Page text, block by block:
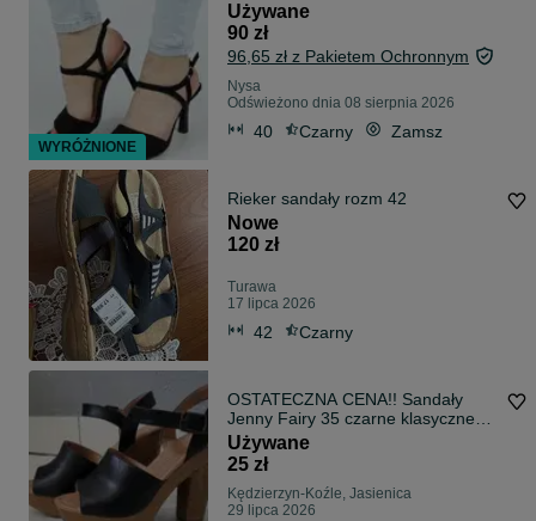
Używane
90 zł
96,65 zł z Pakietem Ochronnym
Nysa
Odświeżono dnia 08 sierpnia 2026
40 Czarny Zamsz
Rieker sandały rozm 42
Nowe
120 zł
Turawa
17 lipca 2026
42 Czarny
OSTATECZNA CENA!! Sandały
Jenny Fairy 35 czarne klasyczne
na lato CCC
Używane
25 zł
Kędzierzyn-Koźle, Jasienica
29 lipca 2026
WYRÓŻNIONE